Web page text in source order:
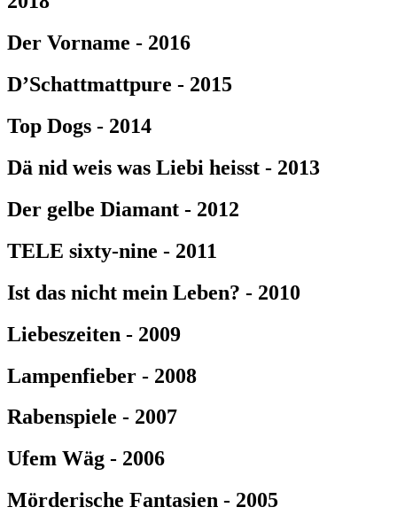
Der Vorname - 2016
D’Schattmattpure - 2015
Top Dogs - 2014
Dä nid weis was Liebi heisst - 2013
Der gelbe Diamant - 2012
TELE sixty-nine - 2011
Ist das nicht mein Leben? - 2010
Liebeszeiten - 2009
Lampenfieber - 2008
Rabenspiele - 2007
Ufem Wäg - 2006
Mörderische Fantasien - 2005